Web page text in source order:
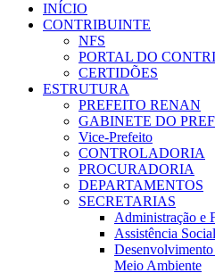
INÍCIO
CONTRIBUINTE
NFS
PORTAL DO
CERTIDÕES
ESTRUTURA
PREFEITO RENAN
GABINETE DO
Vice-Prefeito
CONTROLADORIA
PROCURADORIA
DEPARTAMENTOS
SECRETARIAS
Administração e
Assistência Social
Meio Ambiente